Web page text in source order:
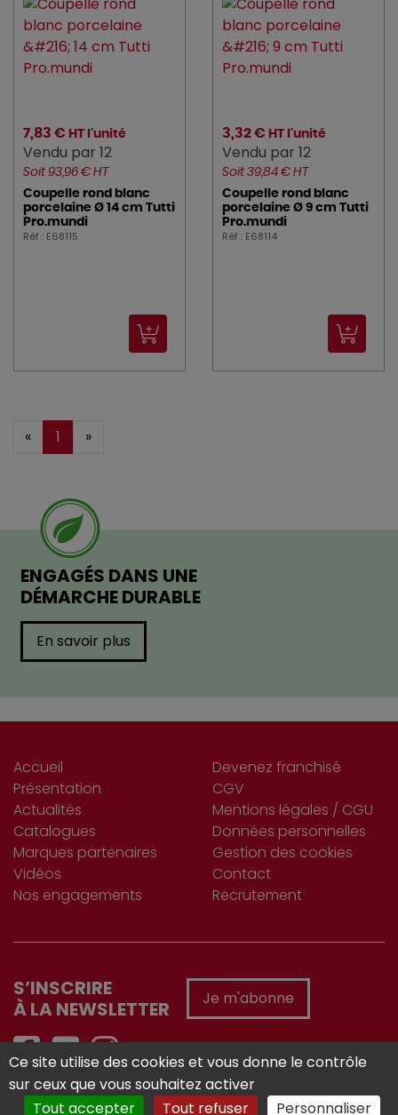
7,83 € HT l'unité
Vendu par 12
Soit 93,96 € HT
Coupelle rond blanc
porcelaine Ø 14 cm Tutti
Pro.mundi
Réf : E68115
3,32 € HT l'unité
Vendu par 12
Soit 39,84 € HT
Coupelle rond blanc
porcelaine Ø 9 cm Tutti
Pro.mundi
Réf : E68114
« 1 »
ENGAGÉS DANS UNE
DÉMARCHE DURABLE
En savoir plus
Accueil
Présentation
Actualités
Catalogues
Marques partenaires
Vidéos
Nos engagements
Devenez franchisé
CGV
Mentions légales / CGU
Données personnelles
Gestion des cookies
Contact
Recrutement
S’INSCRIRE
À LA NEWSLETTER
Je m'abonne
Réalisé avec :
Ce site utilise des cookies et vous donne le contrôle
sur ceux que vous souhaitez activer
Tout accepter
Tout refuser Personnaliser